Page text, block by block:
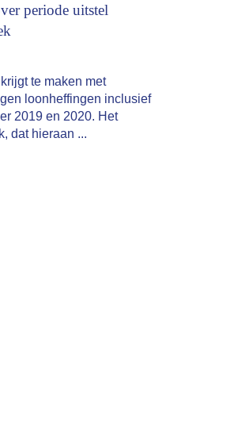
periode uitstel
te maken met
loonheffingen inclusief
2019 en 2020. Het
dat hieraan